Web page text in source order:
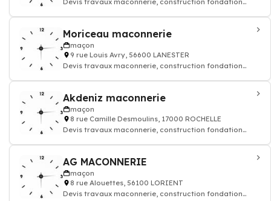
Devis travaux maconnerie, construction fondation
Moriceau maconnerie
maçon
9 rue Louis Avry, 56600 LANESTER
Devis travaux maconnerie, construction fondation
Akdeniz maconnerie
maçon
8 rue Camille Desmoulins, 17000 ROCHELLE
Devis travaux maconnerie, construction fondation
AG MACONNERIE
maçon
8 rue Alouettes, 56100 LORIENT
Devis travaux maconnerie, construction fondation